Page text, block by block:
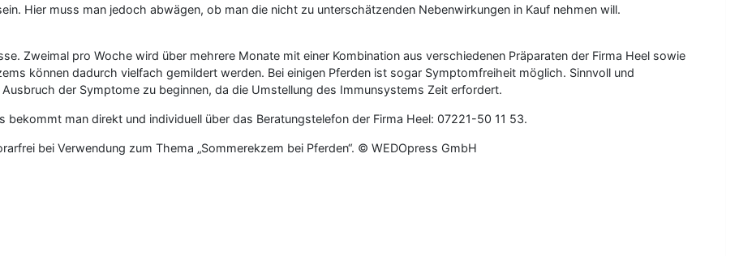
Hier muss man jedoch abwägen, ob man die nicht zu unterschätzenden Nebenwirkungen in Kauf nehmen will.
Zweimal pro Woche wird über mehrere Monate mit einer Kombination aus verschiedenen Präparaten der Firma Heel sowie
können dadurch vielfach gemildert werden. Bei einigen Pferden ist sogar Symptomfreiheit möglich. Sinnvoll und
der Symptome zu beginnen, da die Umstellung des Immunsystems Zeit erfordert.
man direkt und individuell über das Beratungstelefon der Firma Heel: 07221-50 11 53.
bei Verwendung zum Thema „Sommerekzem bei Pferden“. © WEDOpress GmbH